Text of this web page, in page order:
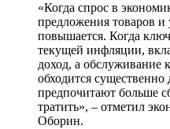
«Когда спрос в
предложения товаров и
повышается. Когда
текущей инфляции,
доход, а обслуживание
обходится
предпочитают больше
тратить», – отметил
Оборин.